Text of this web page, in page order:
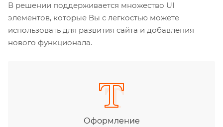
В решении поддерживается множество UI
элементов, которые Вы с легкостью можете
использовать для развития сайта и добавления
нового функционала.
Оформление